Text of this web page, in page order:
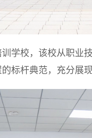
学校，该校从职业
标杆典范，充分展